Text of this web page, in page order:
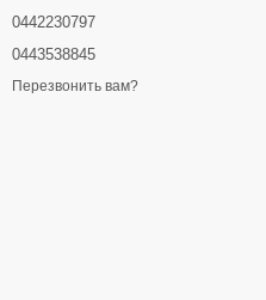
0442230797
0443538845
Перезвонить вам?